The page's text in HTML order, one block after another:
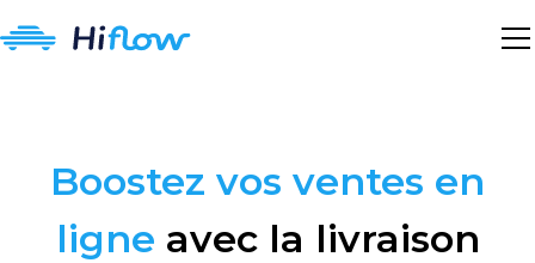
Boostez vos ventes en
ligne avec la livraison